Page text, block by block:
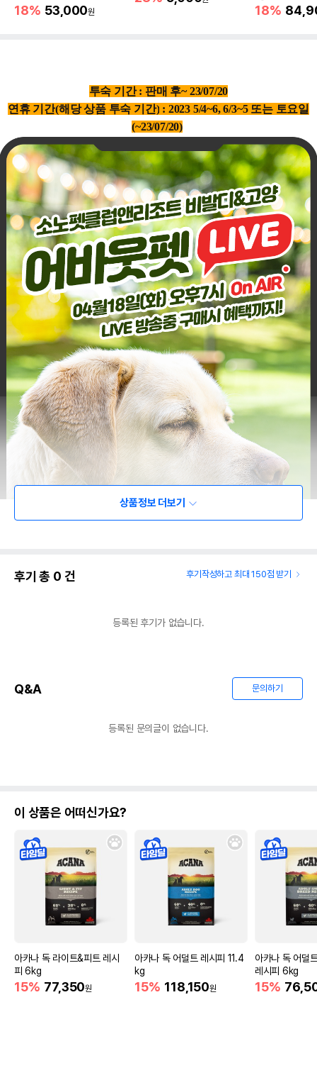
18% 53,000원 18%
투숙 기간 : 판매 후~ 23/ 07/20
연휴 기간(해당 상품 투숙 기간) : 2023 5/4~6, 6/3~5 또는 토요일
(~23/07/20)
상품정보 더보기
후기 총 0 건 후기작성하고 최대 150점 받기
등록된 후기가 없습니다.
Q&A 문의하기
등록된 문의글이 없습니다.
이 상품은 어떠신가요?
아카나 독 라이트&피트 레시
피 6kg
15% 77,350원
아카나 독 어덜트 레시피 11.4
kg
15% 118,150원
아카나 독 어덜
레시피 6kg
15%